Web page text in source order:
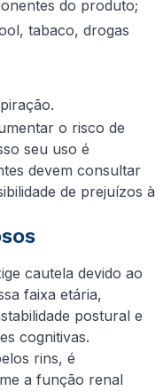
do produto;
tabaco, drogas
o risco de
seu uso é
devem consultar
de prejuízos à
cautela devido ao
faixa etária,
postural e
cognitivas.
rins, é
a função renal